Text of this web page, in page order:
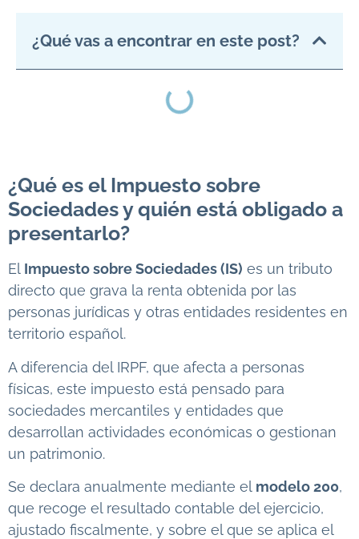
¿Qué vas a encontrar en este post?
¿Qué es el Impuesto sobre
Sociedades y quién está obligado a
presentarlo?
El Impuesto sobre Sociedades (IS) es un tributo
directo que grava la renta obtenida por las
personas jurídicas y otras entidades residentes en
territorio español.
A diferencia del IRPF, que afecta a personas
físicas, este impuesto está pensado para
sociedades mercantiles y entidades que
desarrollan actividades económicas o gestionan
un patrimonio.
Se declara anualmente mediante el modelo 200,
que recoge el resultado contable del ejercicio,
ajustado fiscalmente, y sobre el que se aplica el